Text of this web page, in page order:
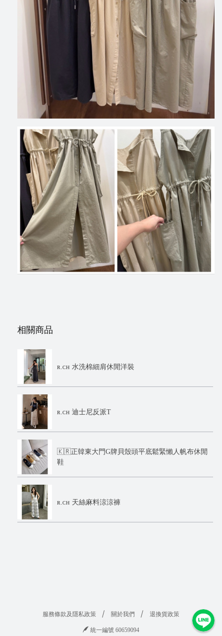
相關商品
ʀ.ᴄʜ 水洗棉細肩休閒洋裝
ʀ.ᴄʜ 迪士尼反派T
🇰🇷正韓東大門G牌貝殼頭平底鬆緊懶人帆布休閒
鞋
ʀ.ᴄʜ 天絲麻料涼涼褲
服務條款及隱私政策 關於我們 退換貨政策
統一編號 60659094